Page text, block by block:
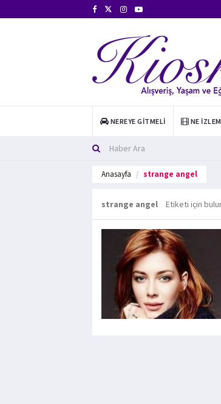
NEREYE GITMELI NE
Anasayfa strange angel
strange angel Etiketi için